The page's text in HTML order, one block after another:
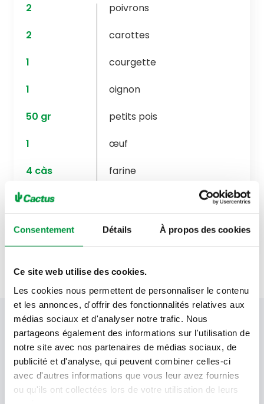
Consentement Détails À propos des cookies
Ce site web utilise des cookies.
Les cookies nous permettent de personnaliser le contenu
et les annonces, d'offrir des fonctionnalités relatives aux
médias sociaux et d'analyser notre trafic. Nous
partageons également des informations sur l'utilisation de
notre site avec nos partenaires de médias sociaux, de
publicité et d'analyse, qui peuvent combiner celles-ci
avec d'autres informations que vous leur avez fournies
ou qu'ils ont collectées lors de votre utilisation de leurs
2
poivrons
2
carottes
1
courgette
1
oignon
50 gr
petits pois
1
œuf
4 càs
farine
poivre
Votre newsletter Cactus
Offres, recettes, promotions et offres exclusives en
avant-première ! Recevez-les dans votre boîte de
réception !